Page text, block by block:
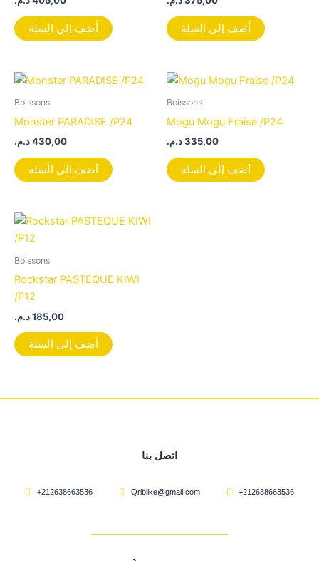
أضف إلى السلة أضف إلى السلة
Boissons
Monster PARADISE /P24
430,00د.م.
أضف إلى السلة
Boissons
Mogu Mogu Fraise /P24
335,00د.م.
أضف إلى السلة
Boissons
Rockstar PASTEQUE KIWI
/P12
185,00د.م.
أضف إلى السلة
اتصل بنا
+212638663536 Qriblike@gmail.com +212638663536